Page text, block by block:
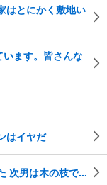
はとにかく敷地い
ます。皆さんな
はイヤだ
次男は木の枝で...